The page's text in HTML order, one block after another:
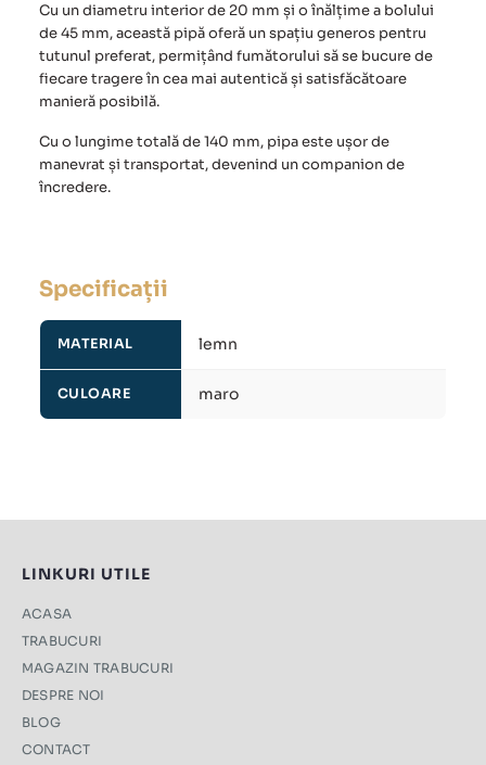
Cu un diametru interior de 20 mm și o înălțime a bolului
de 45 mm, această pipă oferă un spațiu generos pentru
tutunul preferat, permițând fumătorului să se bucure de
fiecare tragere în cea mai autentică și satisfăcătoare
manieră posibilă.
Cu o lungime totală de 140 mm, pipa este ușor de
manevrat și transportat, devenind un companion de
încredere.
Specificații
MATERIAL lemn
CULOARE maro
LINKURI UTILE
ACASA
TRABUCURI
MAGAZIN TRABUCURI
DESPRE NOI
BLOG
CONTACT